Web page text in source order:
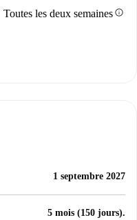
Toutes les deux semainesinfo
1 septembre 2027
5 mois (150 jours).